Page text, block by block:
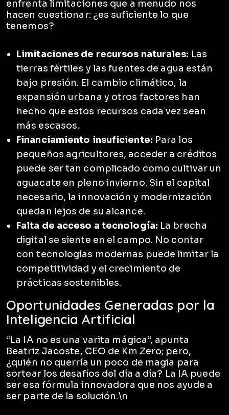
enfrenta limitaciones que a menudo nos
hacen cuestionar: ¿es suficiente lo que
tenemos?
Limitaciones de recursos naturales: Las
tierras fértiles y las fuentes de agua están
bajo presión. El cambio climático, la
expansión urbana y otros factores han
hecho que estos recursos cada vez sean
más escasos.
Financiamiento insuficiente: Para los
pequeños agricultores, acceder a créditos
puede ser tan complicado como cultivar un
aguacate en pleno invierno. Sin el capital
necesario, la innovación y modernización
quedan lejos de su alcance.
Falta de acceso a tecnología: La brecha
digital se siente en el campo. No contar
con tecnologías modernas puede limitar la
competitividad y el crecimiento de
prácticas sostenibles.
Oportunidades Generadas por la
Inteligencia Artificial
“La IA no es una varita mágica”, apunta
Beatriz Jacoste, CEO de Km Zero; pero,
¿quién no querría un poco de magia para
sortear los desafíos del día a día? La IA puede
ser esa fórmula innovadora que nos ayude a
ser parte de la solución.\n